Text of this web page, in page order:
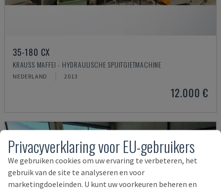
35-180 CX
KRAUSS MAFFEI - HYDRAULISCHE SPUITGIETMACHINE
NEDERLAND 2013
12.000 €
Privacyverklaring voor EU-gebruikers
We gebruiken cookies om uw ervaring te verbeteren, het
gebruik van de site te analyseren en voor
marketingdoeleinden. U kunt uw voorkeuren beheren en